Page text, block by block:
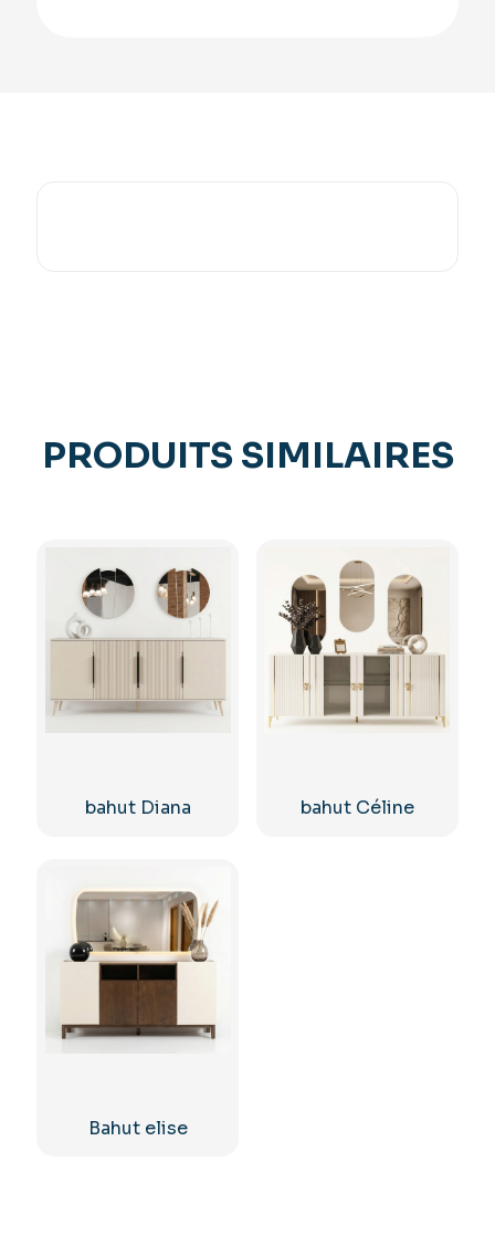
PRODUITS SIMILAIRES
bahut Diana bahut Céline
Bahut elise